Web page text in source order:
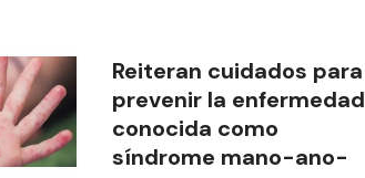
Reiteran cuidados para
prevenir la enfermedad
conocida como
síndrome mano-ano-